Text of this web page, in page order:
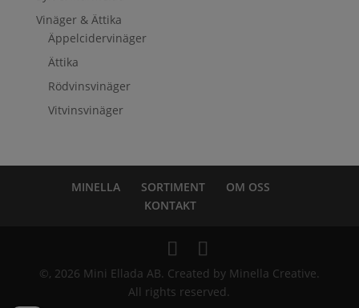
Vinäger & Ättika
Äppelcidervinäger
Ättika
Rödvinsvinäger
Vitvinsvinäger
MINELLA SORTIMENT
OM OSS
KONTAKT
©, 2026 Mini Ellada AB. Created by Minella Creative.
All rights reserved.